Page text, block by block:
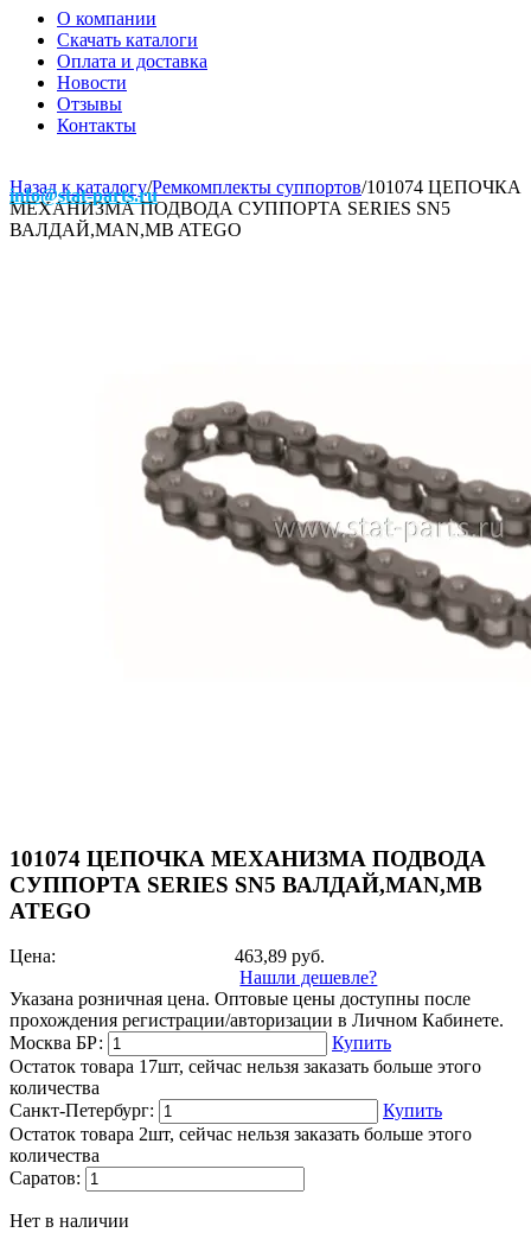
О компании
Скачать каталоги
Оплата и доставка
Новости
Отзывы
Контакты
info@stat-parts.ru
Назад к каталогу/Ремкомплекты суппортов/101074 ЦЕПОЧКА
МЕХАНИЗМА ПОДВОДА СУППОРТА SERIES SN5
ВАЛДАЙ,MAN,MB ATEGO
101074 ЦЕПОЧКА МЕХАНИЗМА ПОДВОДА
СУППОРТА SERIES SN5 ВАЛДАЙ,MAN,MB
ATEGO
Цена: 463,89руб.
Нашли дешевле?
Указана розничная цена. Оптовые цены доступны после
прохождения регистрации/авторизации в Личном Кабинете.
Москва БР:
Купить
Остаток товара 17шт, сейчас нельзя заказать больше этого
количества
Санкт-Петербург:
Купить
Остаток товара 2шт, сейчас нельзя заказать больше этого
количества
Саратов:
Нет в наличии